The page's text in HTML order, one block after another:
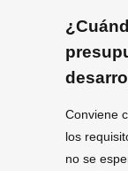
Conviene
los
no se